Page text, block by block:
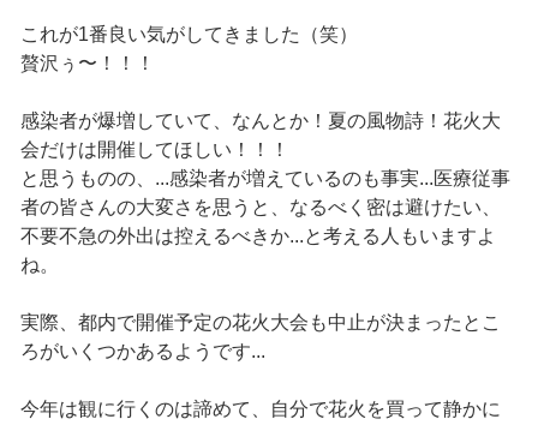
これが1番良い気がしてきました（笑）
贅沢ぅ〜！！！
感染者が爆増していて、なんとか！夏の風物詩！花火大
会だけは開催してほしい！！！
と思うものの、...感染者が増えているのも事実...医療従事
者の皆さんの大変さを思うと、なるべく密は避けたい、
不要不急の外出は控えるべきか...と考える人もいますよ
ね。
実際、都内で開催予定の花火大会も中止が決まったとこ
ろがいくつかあるようです...
今年は観に行くのは諦めて、自分で花火を買って静かに